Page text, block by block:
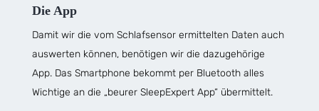
Die App
Damit wir die vom Schlafsensor ermittelten Daten auch
auswerten können, benötigen wir die dazugehörige
App. Das Smartphone bekommt per Bluetooth alles
Wichtige an die „beurer SleepExpert App“ übermittelt.